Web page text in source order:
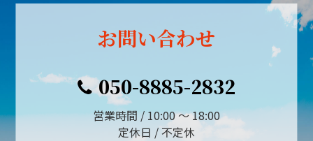
お問い合わせ
050-8885-2832
営業時間 / 10:00 ～ 18:00
定休日 / 不定休